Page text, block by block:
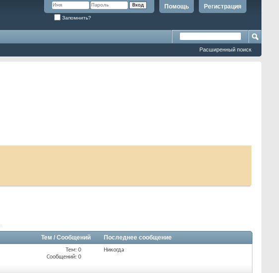
Регистрация
Помощь
Запомнить?
Расширенный поиск
Тем / Сообщений Последнее сообщение
Тем: 0
Сообщений: 0
Никогда